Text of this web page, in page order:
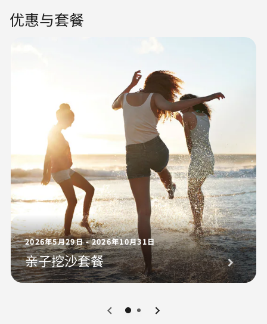
优惠与套餐
2026年5月29日 - 2026年10月31日
亲子挖沙套餐
0 1